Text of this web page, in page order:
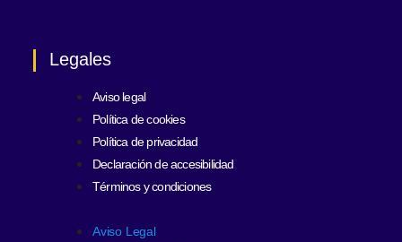
Legales
Aviso legal
Política de cookies
Política de privacidad
Declaración de accesibilidad
Términos y condiciones
Aviso Legal